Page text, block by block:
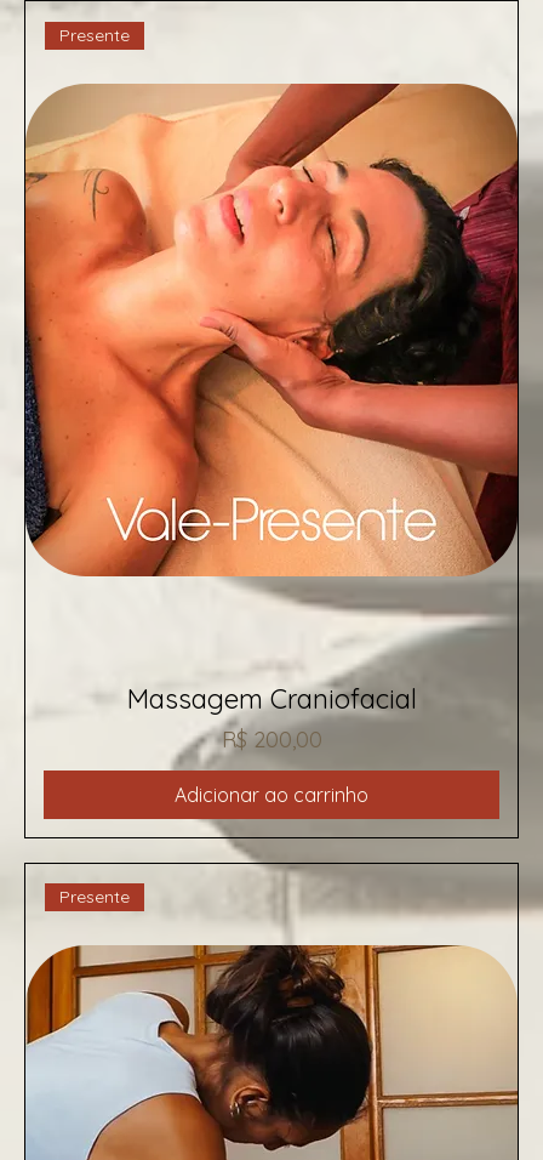
Presente
Massagem Craniofacial
Preço
R$ 200,00
Adicionar ao carrinho
Presente